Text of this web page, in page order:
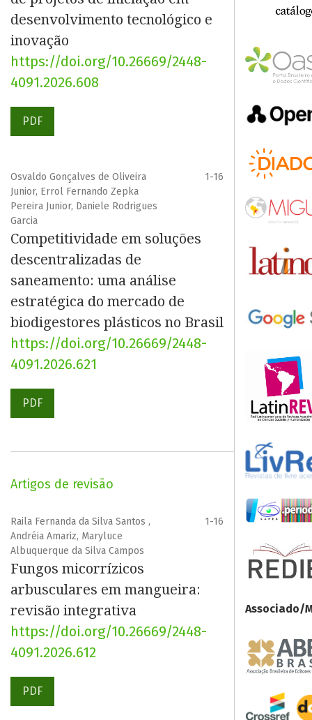
desenvolvimento tecnológico e
inovação
https://doi.org/10.26669/2448-
4091.2026.608
PDF
Osvaldo Gonçalves de Oliveira
Junior, Errol Fernando Zepka
Pereira Junior, Daniele Rodrigues
Garcia
1-16
Competitividade em soluções
descentralizadas de
saneamento: uma análise
estratégica do mercado de
biodigestores plásticos no Brasil
https://doi.org/10.26669/2448-
4091.2026.621
PDF
Artigos de revisão
Raila Fernanda da Silva Santos ,
Andréia Amariz, Maryluce
Albuquerque da Silva Campos
1-16
Fungos micorrízicos
arbusculares em mangueira:
revisão integrativa
https://doi.org/10.26669/2448-
4091.2026.612
PDF
Associado/